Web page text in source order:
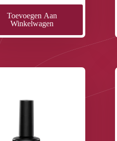
Toevoegen Aan
Winkelwagen